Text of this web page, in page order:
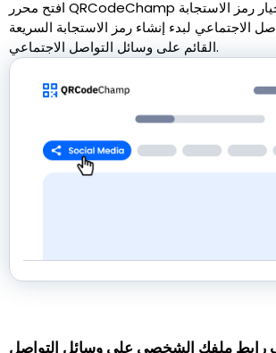
افتح محرر QRCodeChamp الخاص بنا وحدد خيار رمز الاستجابة
الاجتماعي لبدء إنشاء رمز الاستجابة السريعة
القائم على وسائل التواصل الاجتماعي.
2: أضف رابط ملفك الشخصي على وسائل التواصل